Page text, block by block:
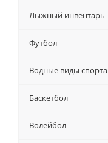
Лыжный инвентарь
Футбол
Водные виды спорта
Баскетбол
Волейбол